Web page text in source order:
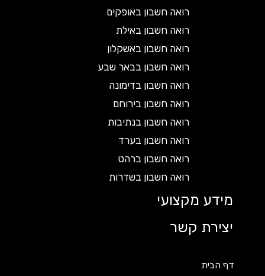
רואה חשבון באופקים
רואה חשבון באילת
רואה חשבון באשקלון
רואה חשבון בבאר שבע
רואה חשבון בדימונה
רואה חשבון בירוחם
רואה חשבון בנתיבות
רואה חשבון בערד
רואה חשבון ברהט
רואה חשבון בשדרות
מידע מקצועי
יצירת קשר
דף הבית